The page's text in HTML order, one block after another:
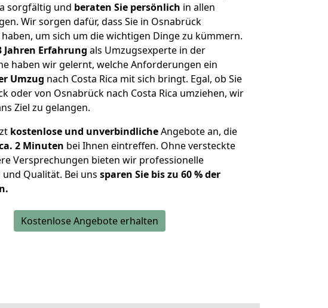
sorgfältig und beraten Sie persönlich in allen
Wir sorgen dafür, dass Sie in Osnabrück
um sich um die wichtigen Dinge zu kümmern.
Jahren Erfahrung als Umzugsexperte in der
haben wir gelernt, welche Anforderungen ein
Umzug nach Costa Rica mit sich bringt. Egal, ob Sie
oder von Osnabrück nach Costa Rica umziehen, wir
Ziel zu gelangen.
kostenlose und unverbindlicheAngebote an, die
2 Minuten bei Ihnen eintreffen. Ohne versteckte
Versprechungen bieten wir professionelle
Qualität. Bei uns sparen Sie bis zu 60 % der
Kostenlose Angebote erhalten